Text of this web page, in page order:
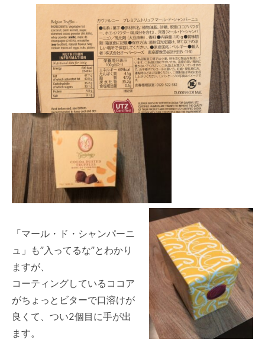
「マール・ド・シャンパーニ
ュ」も”入ってるな”とわかり
ますが、
コーティングしているココア
がちょっとビターで口溶けが
良くて、つい2個目に手が出
ます。